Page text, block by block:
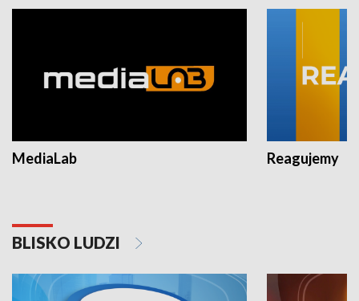
MediaLab Reagujemy
BLISKO LUDZI